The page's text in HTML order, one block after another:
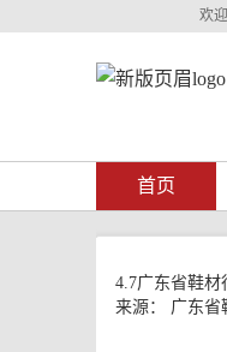
欢
首页
4.7广东省鞋材
来源： 广东省